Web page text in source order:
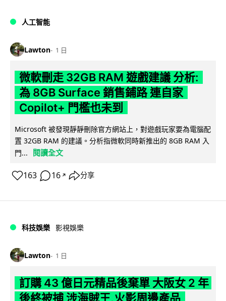
人工智能
Lawton 1 日
微軟刪走 32GB RAM 遊戲建議 分析:
為 8GB Surface 銷售鋪路 連自家
Copilot+ 門檻也未到
Microsoft 被發現靜靜刪除官方網站上，對遊戲玩家要為電腦配
置 32GB RAM 的建議。分析指微軟同時新推出的 8GB RAM 入
門...
閱讀全文
163 16 ↗ 分享
科技娛樂 影視娛樂
Lawton 1 日
訂購 43 億日元精品後棄單 大阪女 2 年
後終被捕 涉海賊王,火影周邊產品